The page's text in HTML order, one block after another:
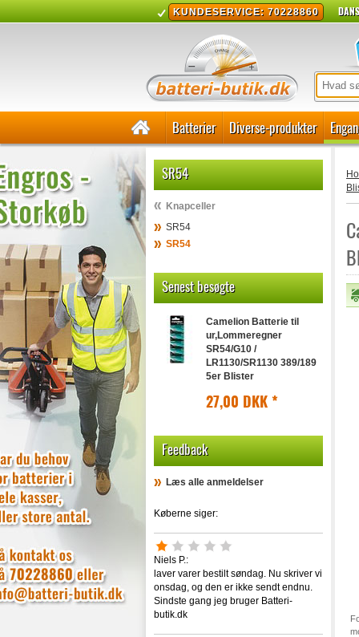
KUNDESERVICE: 70228860
Batterier Diverse-produkter
SR54
Knapceller
SR54
SR54
Senest besøgte
Camelion Batterie til
ur,Lommeregner
SR54/G10 /
LR1130/SR1130 389/189
5er Blister
27,00 DKK*
Feedback
Læs alle anmeldelser
Køberne siger:
Niels P.:
laver varer bestilt søndag. Nu skriver vi
onsdag, og den er ikke sendt endnu.
Sindste gang jeg bruger Batteri-
butik.dk